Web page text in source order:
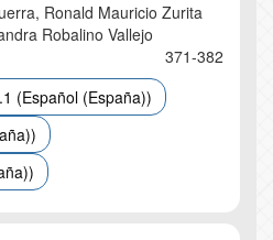
Ronald Mauricio Zurita
Robalino Vallejo
371-382
(Español (España))